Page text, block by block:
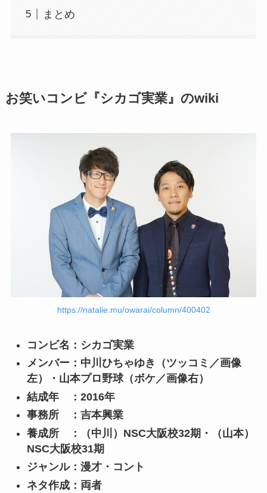
まとめ
お笑いコンビ『シカゴ実業』のwiki
https://natalie.mu/owarai/column/400402
コンビ名：シカゴ実業
メンバー：中川ひちゃゆき（ツッコミ／画像
左）・山本プロ野球（ボケ／画像右）
結成年 ：2016年
事務所 ：吉本興業
養成所 ：（中川）NSC大阪校32期・（山本）
NSC大阪校31期
ジャンル：漫才・コント
ネタ作成：両者